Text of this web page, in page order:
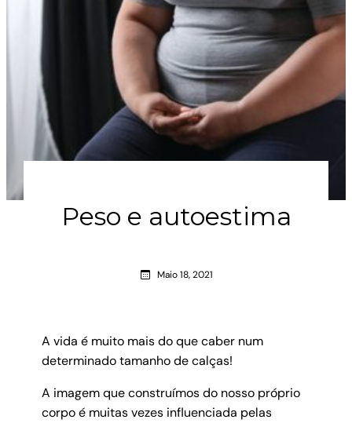
Peso e autoestima
Maio 18, 2021
A vida é muito mais do que caber num
determinado tamanho de calças!
A imagem que construímos do nosso próprio
corpo é muitas vezes influenciada pelas